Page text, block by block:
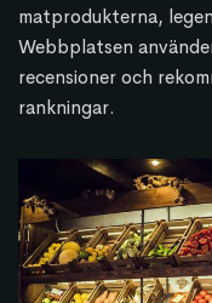
matprodukterna,
Webbplatsen
recensioner och
rankningar.